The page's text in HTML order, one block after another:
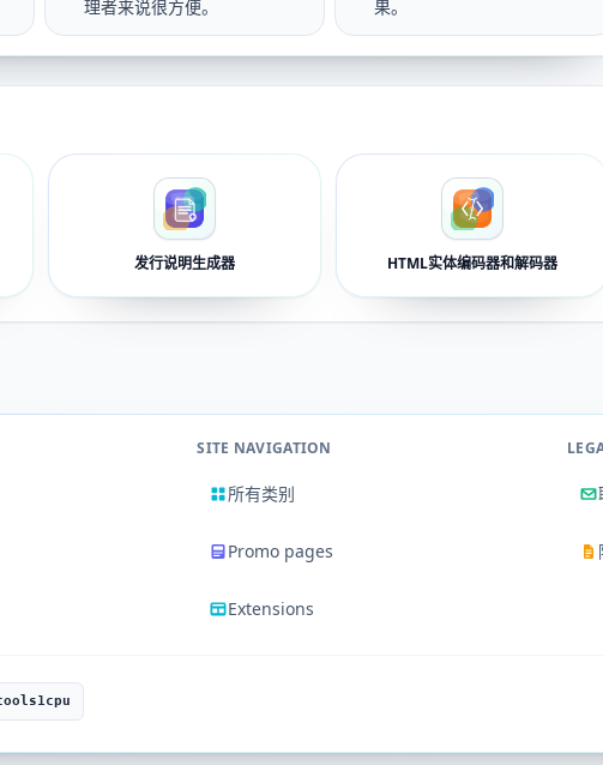
理者来说很方便。
果。
发行说明生成器 HTML实体编码器和解码器
SITE NAVIGATION
所有类别
Promo pages
Extensions